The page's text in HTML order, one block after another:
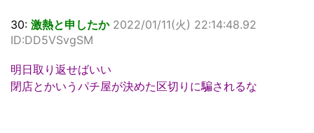
30: 激熱と申したか 2022/01/11(火) 22:14:48.92
ID:DD5VSvgSM
明日取り返せばいい
閉店とかいうパチ屋が決めた区切りに騙されるな